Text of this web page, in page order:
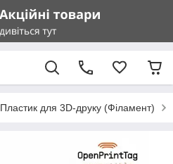
Пластик для 3D-друку (Філамент)